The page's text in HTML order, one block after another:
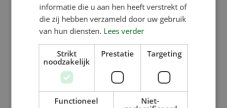
Minder arbeid
Werken met de KZB-feeder in een
kraamopfokhok bespaart op arbeid:
bij spenen is het niet nodig om een
ander voersysteem in het
informatie die u aan hen heeft verstrekt of
die zij hebben verzameld door uw gebruik
van hun diensten. Lees verder
Strikt
noodzakelijk
Prestatie Targeting
Functioneel
Niet-